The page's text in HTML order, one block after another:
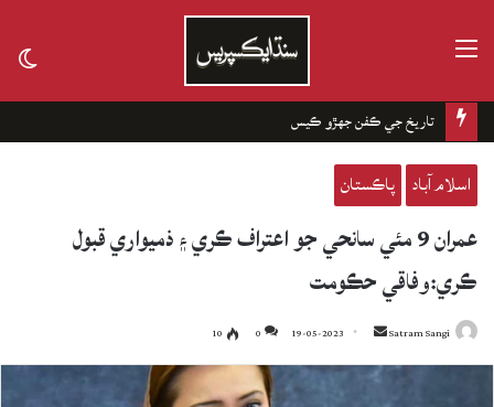
تاريخ جي ڪفن جھڙو ڪيس
اسلام آباد پاڪستان
عمران 9 مئي سانحي جو اعتراف ڪري ۽ ذميواري قبول
ڪري:وفاقي حڪومت
Satram Sangi
Send
an
19-05-2023
0
10